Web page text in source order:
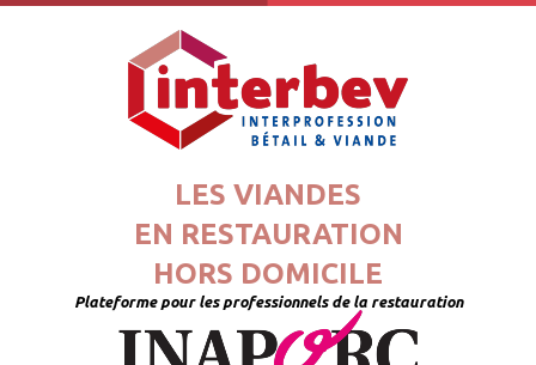
LES VIANDES
EN RESTAURATION
HORS DOMICILE
Plateforme pour les professionnels de la restauration